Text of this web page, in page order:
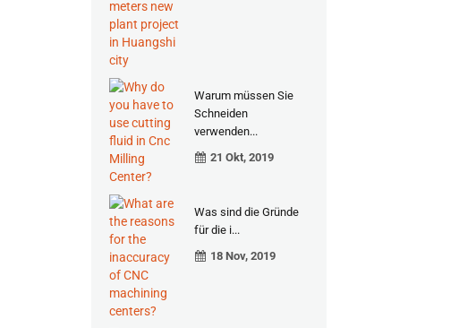
Warum müssen Sie
Schneiden
verwenden...
21 Okt, 2019
Was sind die Gründe
für die i...
18 Nov, 2019